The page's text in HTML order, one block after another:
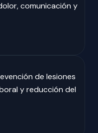
comunicación y
de lesiones
y reducción del